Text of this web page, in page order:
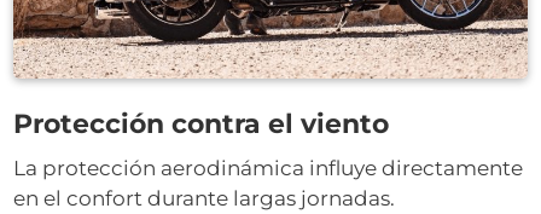
Protección contra el viento
La protección aerodinámica influye directamente
en el confort durante largas jornadas.